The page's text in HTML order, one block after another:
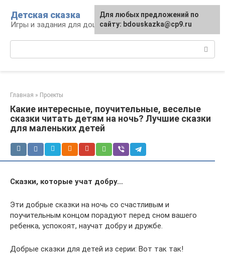
контенту
Детская сказка
Игры и задания для дошкольников
Главная » Проекты
Какие интересные, поучительные, веселые
сказки читать детям на ночь? Лучшие сказки
для маленьких детей
Сказки, которые учат добру…
Эти добрые сказки на ночь со счастливым и
поучительным концом порадуют перед сном вашего
ребенка, успокоят, научат добру и дружбе.
Добрые сказки для детей из серии: Вот так так!
Для любых предложений по
сайту: bdouskazka@cp9.ru